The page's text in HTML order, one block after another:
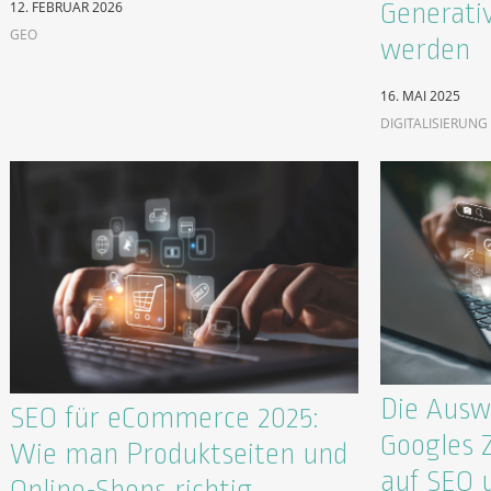
12. FEBRUAR 2026
GEO
werden
16. MAI 2025
DIGITALISIERUNG
SEO für eCommerce 2025:
Wie man Produktseiten und
Die
Googles
auf SEO